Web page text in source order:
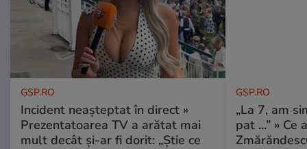
GSP.RO
Incident neașteptat în direct »
Prezentatoarea TV a arătat mai
mult decât și-ar fi dorit: „Știe ce
GSP.RO
„La 7, am
pat ...” »